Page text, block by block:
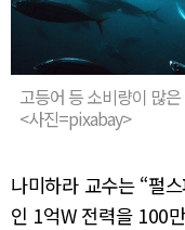
고등어 등 소비량이 많
<사진=pixabay>
나미하라 교수는 “펄
인 1억W 전력을 100